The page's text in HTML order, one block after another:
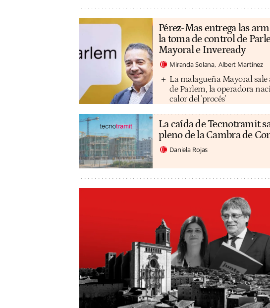
Pérez-Mas entrega las
la toma de control de
Mayoral e Inveready
Miranda Solana Albert Martínez
La malagueña Mayoral sale
de Parlem, la operadora
calor del 'procés'
La caída de Tecnotramit
pleno de la Cambra de
Daniela Rojas